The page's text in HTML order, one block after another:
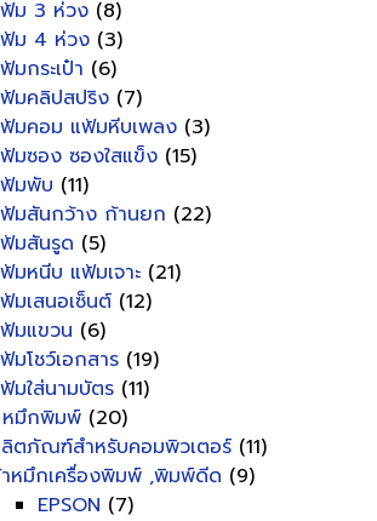
ม 3 ห่วง (8)
ม 4 ห่วง (3)
มกระเป๋า (6)
มคลิปสปริง (7)
มคอม แฟ้มหีบเพลง (3)
มซอง ซองใสแข็ง (15)
มพับ (11)
มสันกว้าง ก้านยก (22)
มสันรูด (5)
มหนีบ แฟ้มเจาะ (21)
มเสนอเซ็นต์ (12)
มแขวน (6)
มโชว์เอกสาร (19)
มใส่นามบัตร (11)
มึกพิมพ์ (20)
ตภัณฑ์สำหรับคอมพิวเตอร์ (11)
หมึกเครื่องพิมพ์ ,พิมพ์ดีด (9)
EPSON (7)